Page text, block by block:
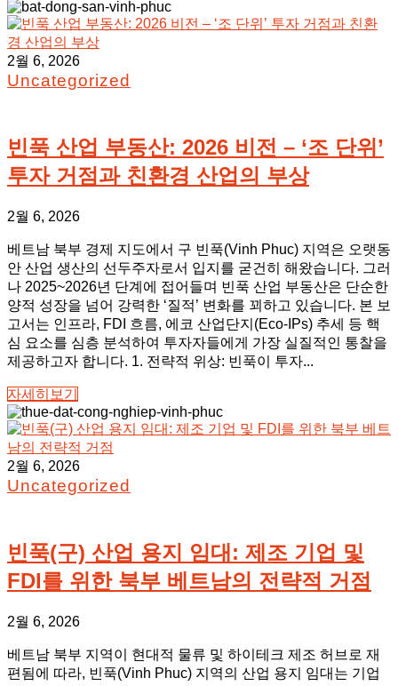
2월 6, 2026
Uncategorized
빈푹 산업 부동산: 2026 비전 – ‘조 단위’
투자 거점과 친환경 산업의 부상
2월 6, 2026
베트남 북부 경제 지도에서 구 빈푹(Vinh Phuc) 지역은 오랫동
안 산업 생산의 선두주자로서 입지를 굳건히 해왔습니다. 그러
나 2025~2026년 단계에 접어들며 빈푹 산업 부동산은 단순한
양적 성장을 넘어 강력한 ‘질적’ 변화를 꾀하고 있습니다. 본 보
고서는 인프라, FDI 흐름, 에코 산업단지(Eco-IPs) 추세 등 핵
심 요소를 심층 분석하여 투자자들에게 가장 실질적인 통찰을
제공하고자 합니다. 1. 전략적 위상: 빈푹이 투자...
자세히보기
2월 6, 2026
Uncategorized
빈푹(구) 산업 용지 임대: 제조 기업 및
FDI를 위한 북부 베트남의 전략적 거점
2월 6, 2026
베트남 북부 지역이 현대적 물류 및 하이테크 제조 허브로 재
편됨에 따라, 빈푹(Vinh Phuc) 지역의 산업 용지 임대는 기업